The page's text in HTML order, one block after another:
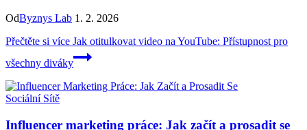
OdByznys Lab 1. 2. 2026
Přečtěte si více Jak otitulkovat video na YouTube: Přístupnost pro
všechny diváky
Sociální Sítě
Influencer marketing práce: Jak začít a prosadit se